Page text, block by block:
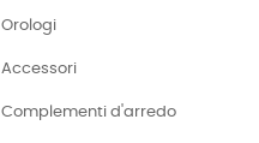
Orologi
Accessori
Complementi d'arredo